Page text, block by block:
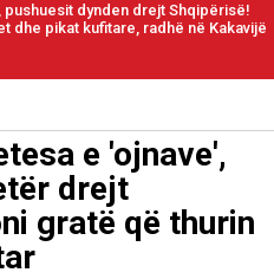
dynden drejt Shqipërisë!
dhe pikat kufitare, radhë në Kakavijë
e 'ojnave',
drejt
gratë që thurin